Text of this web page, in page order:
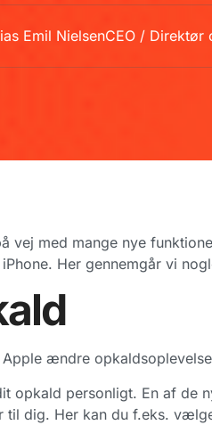
Emil NielsenCEO / Direktør
vej med mange nye
Her gennemgår vi
Apple ændre
opkald personligt. En af de
til dig. Her kan du f.eks.